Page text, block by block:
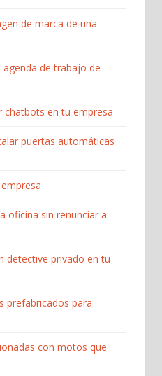
de marca de una
de trabajo de
chatbots en tu empresa
puertas automáticas
oficina sin renunciar a
detective privado en tu
prefabricados para
con motos que